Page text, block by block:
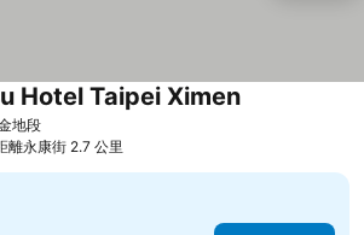
地段
Hotel Taipei Ximen
離永康街 2.7 公里